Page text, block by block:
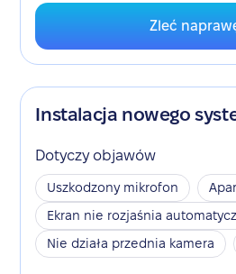
Zleć
Instalacja nowego
Dotyczy objawów
Uszkodzony mikrofon
Ekran nie rozjaśnia
Nie działa przednia kamera